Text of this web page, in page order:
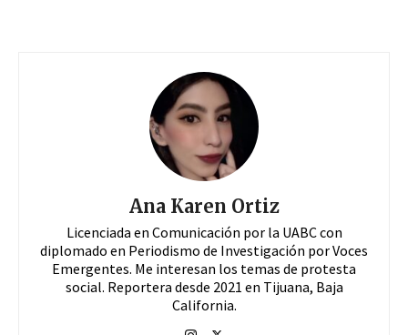
Ana Karen Ortiz
Licenciada en Comunicación por la UABC con
diplomado en Periodismo de Investigación por Voces
Emergentes. Me interesan los temas de protesta
social. Reportera desde 2021 en Tijuana, Baja
California.